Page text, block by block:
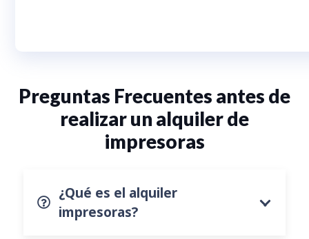
Preguntas Frecuentes antes de
realizar un alquiler de
impresoras
¿Qué es el alquiler
impresoras?